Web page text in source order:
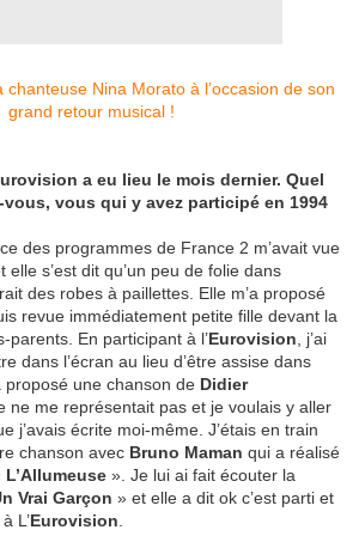
a eu lieu le mois dernier. Quel
vous qui y avez participé en 1994
des programmes de France 2 m’avait vue
elle s’est dit qu’un peu de folie dans
des robes à paillettes. Elle m’a proposé
revue immédiatement petite fille devant la
parents. En participant à l’Eurovision , j’ai
dans l’écran au lieu d’être assise dans
proposé une chanson de Didier
ne me représentait pas et je voulais y aller
j’avais écrite moi-même. J’étais en train
chanson avec Bruno Maman qui a réalisé
L’Allumeuse ». Je lui ai fait écouter la
Vrai Garçon » et elle a dit ok c’est parti et
L’Eurovision